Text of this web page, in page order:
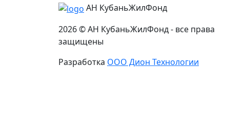
АН КубаньЖилФонд
2026 © АН КубаньЖилФонд - все права
защищены
Разработка ООО Дион Технологии